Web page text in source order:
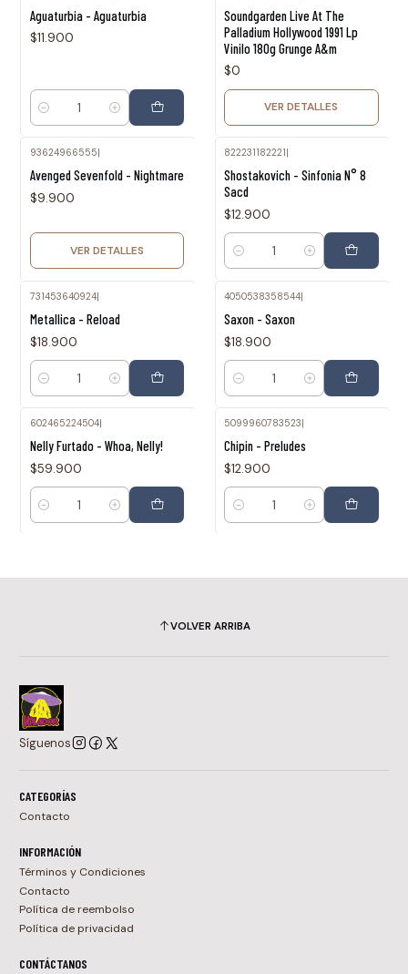
Aguaturbia - Aguaturbia
$11.900
Cantidad
Soundgarden Live At The
Palladium Hollywood 1991 Lp
Vinilo 180g Grunge A&m
$0
VER DETALLES
93624966555
Avenged Sevenfold - Nightmare
$9.900
VER DETALLES
822231182221
Shostakovich - Sinfonia N° 8
Sacd
$12.900
Cantidad
731453640924|
Metallica - Reload
$18.900
Cantidad
4050538358544|
Saxon - Saxon
$18.900
Cantidad
602465224504|
Nelly Furtado - Whoa, Nelly!
$59.900
Cantidad
5099960783523
Chipin - Preludes
$12.900
Cantidad
VOLVER ARRIBA
Síguenos
CATEGORÍAS
Contacto
INFORMACIÓN
Términos y Condiciones
Contacto
Política de reembolso
Política de privacidad
CONTÁCTANOS